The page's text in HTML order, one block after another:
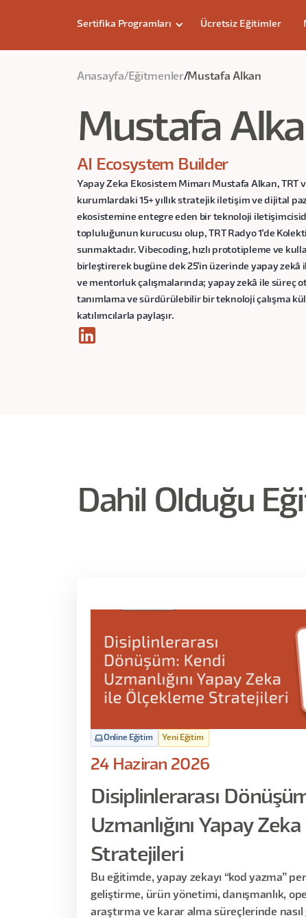
Sertifika Programları Ücretsiz Eğitimler
Anasayfa/ Eğitmenler/Mustafa Alkan
Mustafa
AI Ecosystem Builder
Yapay Zeka Ekosistem Mimarı Mustafa Alkan, TRT
kurumlardaki 15+ yıllık stratejik iletişim ve dijital
ekosistemine entegre eden bir teknoloji
topluluğunun kurucusu olup, TRT Radyo 1'de
sunmaktadır. Vibecoding, hızlı prototipleme ve
birleştirerek bugüne dek 25'in üzerinde yapay
ve mentorluk çalışmalarında; yapay zekâ ile süreç
tanımlama ve sürdürülebilir bir teknoloji çalışma
katılımcılarla paylaşır.
Dahil Olduğu
Online Eğitim Yeni Eğitim
24 Haziran 2026
Disiplinlerarası
Uzmanlığını Yapay
Stratejileri
Bu eğitimde, yapay zekayı “kod yazma”
geliştirme, ürün yönetimi, danışmanlık,
araştırma ve karar alma süreçlerinde